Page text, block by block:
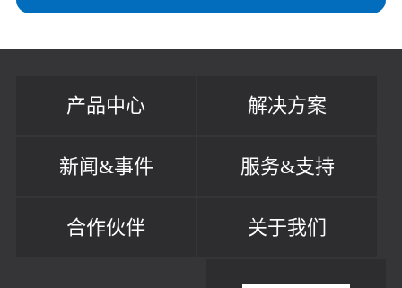
产品中心 解决方案
新闻&事件 服务&支持
合作伙伴 关于我们